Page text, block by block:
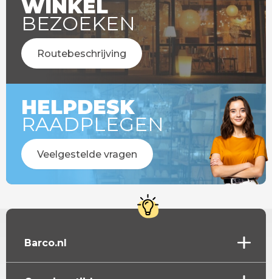
WINKEL
BEZOEKEN
Routebeschrijving
HELPDESK
RAADPLEGEN
Veelgestelde vragen
Barco.nl